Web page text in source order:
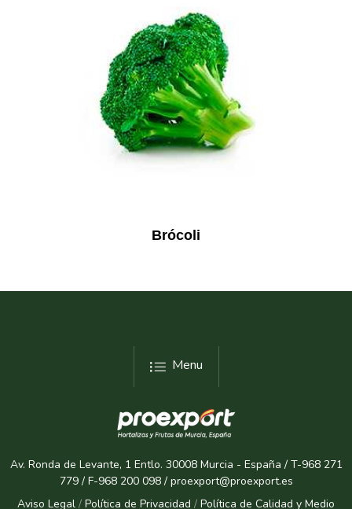
Brócoli
Menu
Av. Ronda de Levante, 1 Entlo. 30008 Murcia - España / T-968 271
779 / F-968 200 098 / proexport@proexport.es
Aviso Legal / Política de Privacidad / Política de Calidad y Medio